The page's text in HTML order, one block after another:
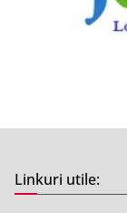
Linkuri utile: